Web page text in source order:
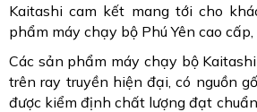
Kaitashi cam kết mang tới cho
phẩm máy chạy bộ Phú Yên cao
Các sản phẩm máy chạy bộ
trên ray truyền hiện đại, có nguồn
được kiểm định chất lượng đạt